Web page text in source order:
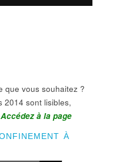
que vous souhaitez ?
2014 sont lisibles,
Accédez à la page
À